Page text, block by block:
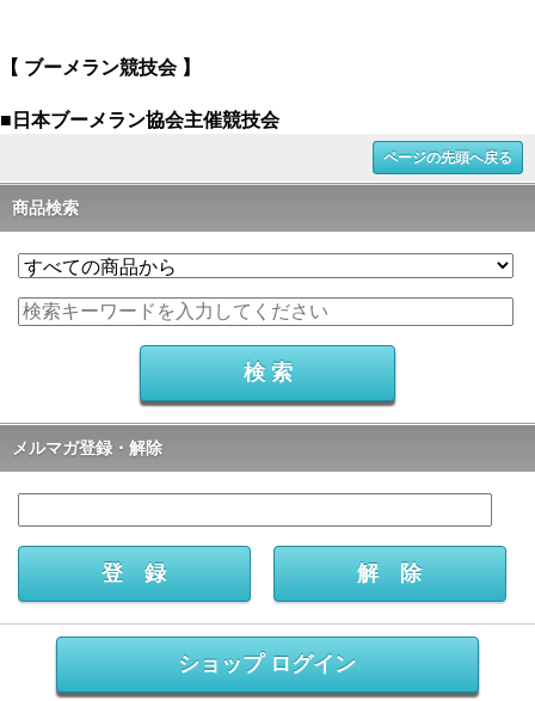
【 ブーメラン競技会 】
■日本ブーメラン協会主催競技会
ページの先頭へ戻る
商品検索
メルマガ登録・解除
ショップ ログイン